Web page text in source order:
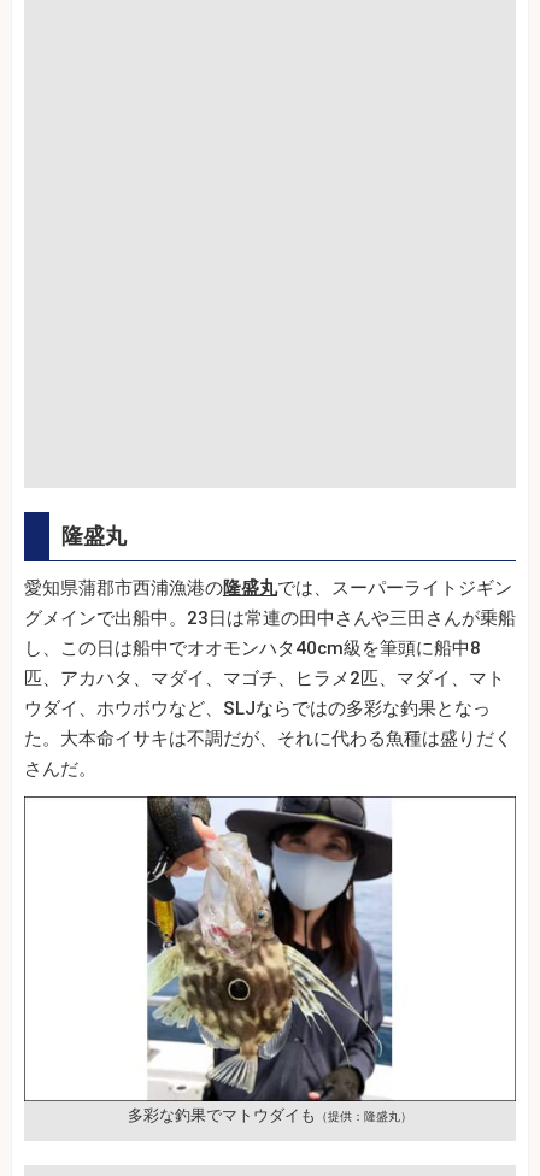
隆盛丸
愛知県蒲郡市西浦漁港の隆盛丸では、スーパーライトジギン
グメインで出船中。23日は常連の田中さんや三田さんが乗船
し、この日は船中でオオモンハタ40cm級を筆頭に船中8
匹、アカハタ、マダイ、マゴチ、ヒラメ2匹、マダイ、マト
ウダイ、ホウボウなど、SLJならではの多彩な釣果となっ
た。大本命イサキは不調だが、それに代わる魚種は盛りだく
さんだ。
多彩な釣果でマトウダイも （提供：隆盛丸）